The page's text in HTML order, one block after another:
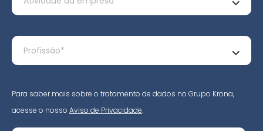
Para saber mais sobre o tratamento de dados no Grupo Krona,
acesse o nosso Aviso de Privacidade.